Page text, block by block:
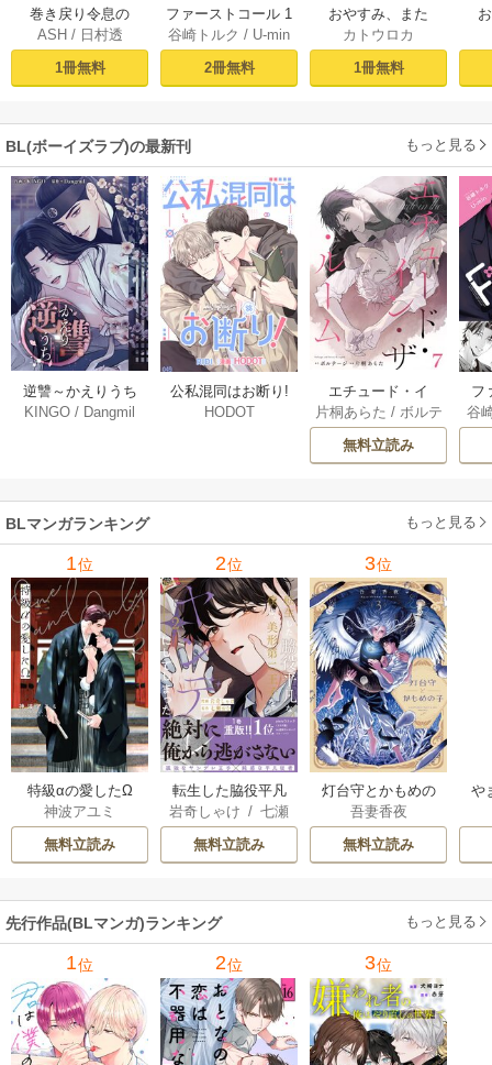
巻き戻り令息の
脱・悪役計画１
ASH / 日村透
1冊無料
ファーストコール 1
～童貞外科医、年
下ヤクザの嫁にさ
れそうです！～
ア限定描き下ろし
谷崎トルク / U-min
2冊無料
おやすみ、また
ね。ましろくん。
【電子限定漫画付
き】
カトウロカ
1冊無料
BL(ボーイズラブ)の最新刊 もっと見る
逆讐～かえりうち
～【タテヨミ】 36
KINGO / Dangmil
公私混同はお断り!
【タテヨミ】 67巻
HODOT
エチュード・イ
ン・ザ・ルーム[Blu
Mellow] 7巻
片桐あらた / ボルテ
ージ
無料立読み
フ
～
ア
谷
BLマンガランキング もっと見る
1位
特級αの愛したΩ
神波アユミ
無料立読み
2位
転生した脇役平凡
な僕は、美形第二
王子をヤンデレに
してしまった【シ
岩奇しゃけ /七瀬
おむ
無料立読み
3位
灯台守とかもめの
子
吾妻香夜
無料立読み
や
先行作品(BLマンガ)ランキング もっと見る
1位 2位 3位